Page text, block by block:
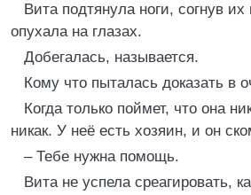
Вита подтянула ноги, согнув
опухала на глазах.
Добегалась, называется.
Кому что пыталась доказать в
Когда только поймет, что она
никак. У неё есть хозяин, и он
– Тебе нужна помощь.
Вита не успела среагировать,